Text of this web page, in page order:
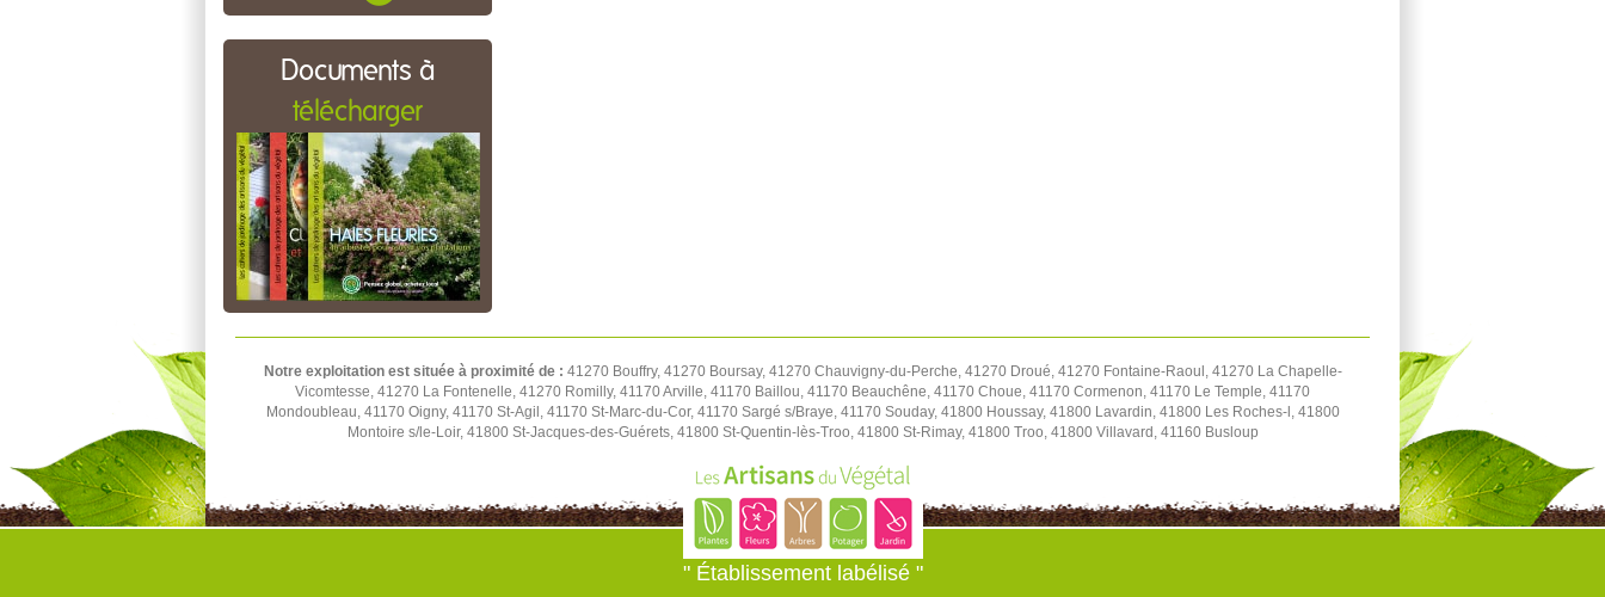
Documents à
télécharger
Notre exploitation est située à proximité de : 41270 Bouffry, 41270 Boursay, 41270 Chauvigny-du-Perche, 41270 Droué, 41270 Fontaine-Raoul, 41270 La Chapelle-
Vicomtesse, 41270 La Fontenelle, 41270 Romilly, 41170 Arville, 41170 Baillou, 41170 Beauchêne, 41170 Choue, 41170 Cormenon, 41170 Le Temple, 41170
Mondoubleau, 41170 Oigny, 41170 St-Agil, 41170 St-Marc-du-Cor, 41170 Sargé s/Braye, 41170 Souday, 41800 Houssay, 41800 Lavardin, 41800 Les Roches-l, 41800
Montoire s/le-Loir, 41800 St-Jacques-des-Guérets, 41800 St-Quentin-lès-Troo, 41800 St-Rimay, 41800 Troo, 41800 Villavard, 41160 Busloup
" Établissement labélisé "